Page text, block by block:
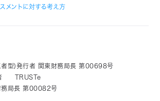
メントに対する考え方
者型)発行者 関東財務局長 第00698号
TRUSTe
務局長 第00082号